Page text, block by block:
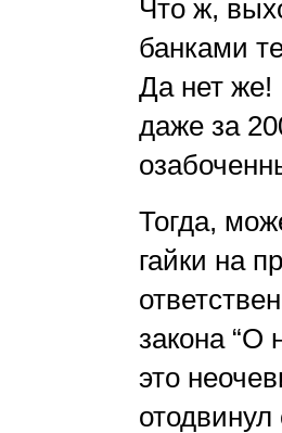
Что ж,
банками
Да нет же!
даже за
Тогда,
гайки на
закона “О
это
отодвинул